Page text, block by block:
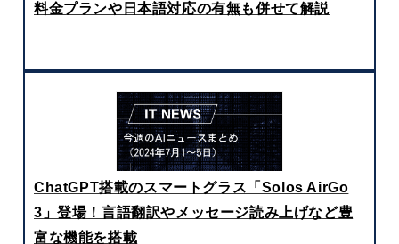
料金プランや日本語対応の有無も併せて解説
ChatGPT搭載のスマートグラス「Solos AirGo
3」登場！言語翻訳やメッセージ読み上げなど豊
富な機能を搭載